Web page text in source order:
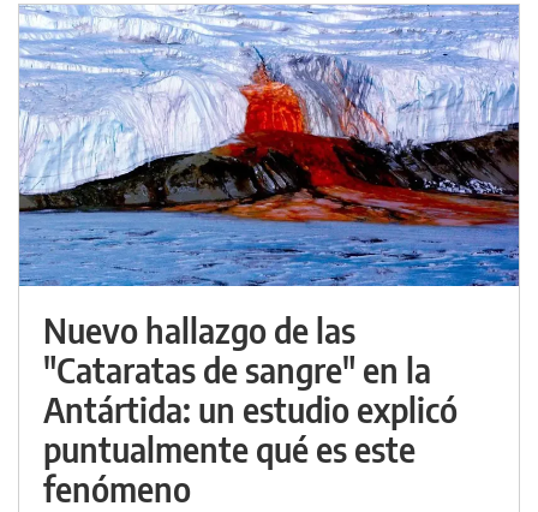
Nuevo hallazgo de las
"Cataratas de sangre" en la
Antártida: un estudio explicó
puntualmente qué es este
fenómeno